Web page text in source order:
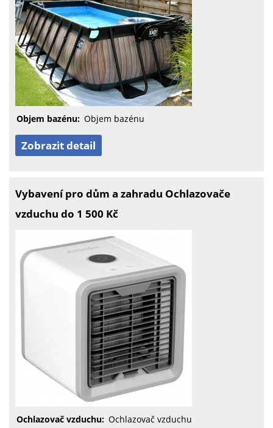
Objem bazénu: Objem bazénu
Zobrazit detail
Vybavení pro dům a zahradu Ochlazovače
vzduchu do 1 500 Kč
Ochlazovač vzduchu: Ochlazovač vzduchu